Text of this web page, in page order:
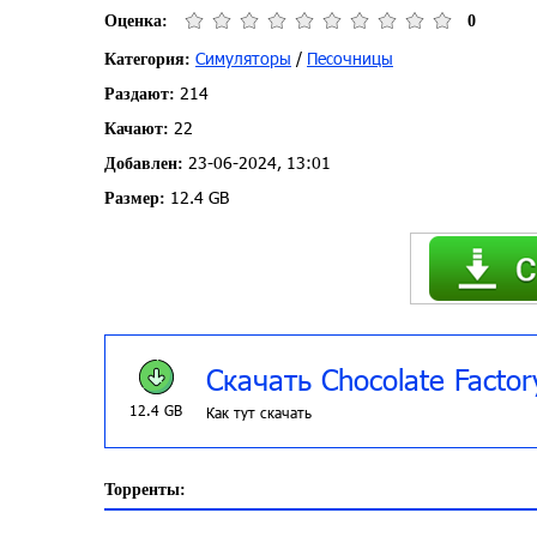
Оценка: 0
Категория: Симуляторы / Песочницы
Раздают: 214
Качают: 22
Добавлен: 23-06-2024, 13:01
Размер: 12.4 GB
12.4 GB
Скачать Chocolate
Как тут скачать
Торренты: